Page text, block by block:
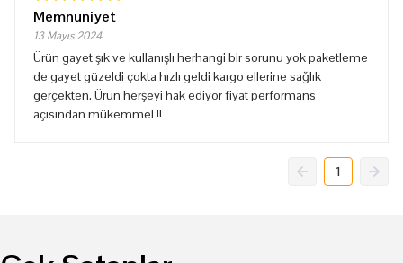
Memnuniyet
13 Mayıs 2024
Ürün gayet şık ve kullanışlı herhangi bir sorunu yok paketleme
de gayet güzeldi çokta hızlı geldi kargo ellerine sağlık
gerçekten. Ürün herşeyi hak ediyor fiyat performans
açısından mükemmel !!
1